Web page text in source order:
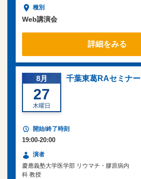
Web講演会
詳細をみる
8月
27
木曜日
千葉東葛RAセミナー
19:00-20:00
慶應義塾大学医学部 リウマチ・膠原病内
科 教授